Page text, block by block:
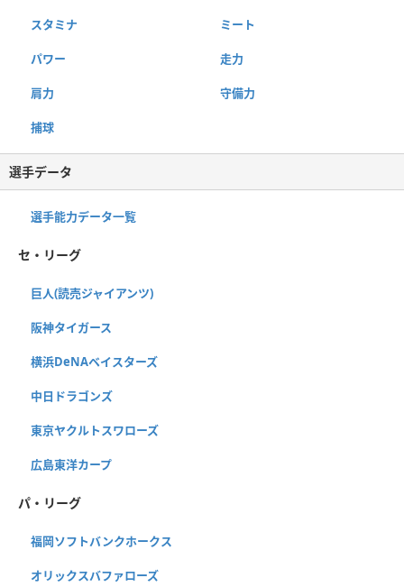
スタミナ ミート
パワー 走力
肩力 守備力
捕球
選手データ
選手能力データ一覧
セ・リーグ
巨人(読売ジャイアンツ)
阪神タイガース
横浜DeNAベイスターズ
中日ドラゴンズ
東京ヤクルトスワローズ
広島東洋カープ
パ・リーグ
福岡ソフトバンクホークス
オリックスバファローズ